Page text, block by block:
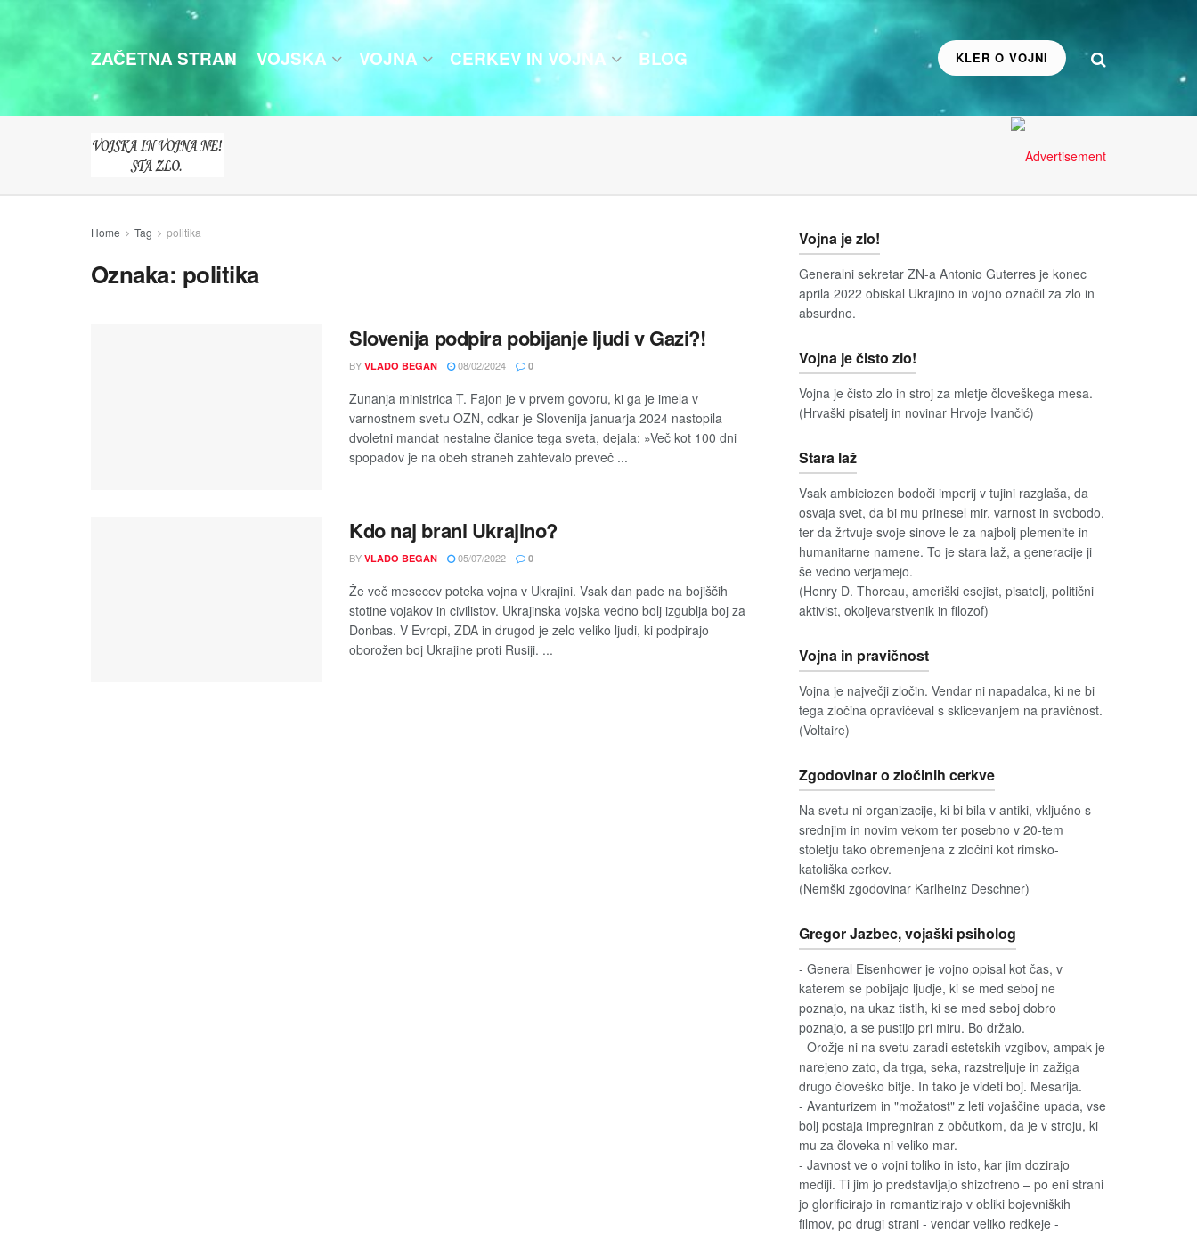
ZAČETNA STRAN VOJSKA VOJNA CERKEV IN VOJNA BLOG KLER O VOJNI
Home Tag politika
Oznaka: politika
Slovenija podpira pobijanje ljudi v Gazi?!
BY VLADO BEGAN 08/02/2024 0
Zunanja ministrica T. Fajon je v prvem govoru, ki ga je imela v
varnostnem svetu OZN, odkar je Slovenija januarja 2024 nastopila
dvoletni mandat nestalne članice tega sveta, dejala: »Več kot 100 dni
spopadov je na obeh straneh zahtevalo preveč ...
Kdo naj brani Ukrajino?
BY VLADO BEGAN 05/07/2022 0
Že več mesecev poteka vojna v Ukrajini. Vsak dan pade na bojiščih
stotine vojakov in civilistov. Ukrajinska vojska vedno bolj izgublja boj za
Donbas. V Evropi, ZDA in drugod je zelo veliko ljudi, ki podpirajo
oborožen boj Ukrajine proti Rusiji. ...
Vojna je zlo!
Generalni sekretar ZN-a Antonio Guterres je konec
aprila 2022 obiskal Ukrajino in vojno označil za zlo in
absurdno.
Vojna je čisto zlo!
Vojna je čisto zlo in stroj za mletje človeškega mesa.
(Hrvaški pisatelj in novinar Hrvoje Ivančić)
Stara laž
Vsak ambiciozen bodoči imperij v tujini razglaša, da
osvaja svet, da bi mu prinesel mir, varnost in svobodo,
ter da žrtvuje svoje sinove le za najbolj plemenite in
humanitarne namene. To je stara laž, a generacije ji
še vedno verjamejo.
(Henry D. Thoreau, ameriški esejist, pisatelj, politični
aktivist, okoljevarstvenik in filozof)
Vojna in pravičnost
Vojna je največji zločin. Vendar ni napadalca, ki ne bi
tega zločina opravičeval s sklicevanjem na pravičnost.
(Voltaire)
Zgodovinar o zločinih cerkve
Na svetu ni organizacije, ki bi bila v antiki, vključno s
srednjim in novim vekom ter posebno v 20-tem
stoletju tako obremenjena z zločini kot rimsko-
katoliška cerkev.
(Nemški zgodovinar Karlheinz Deschner)
Gregor Jazbec, vojaški psiholog
- General Eisenhower je vojno opisal kot čas, v
katerem se pobijajo ljudje, ki se med seboj ne
poznajo, na ukaz tistih, ki se med seboj dobro
poznajo, a se pustijo pri miru. Bo držalo.
- Orožje ni na svetu zaradi estetskih vzgibov, ampak je
narejeno zato, da trga, seka, razstreljuje in zažiga
drugo človeško bitje. In tako je videti boj. Mesarija.
- Avanturizem in "možatost" z leti vojaščine upada, vse
bolj postaja impregniran z občutkom, da je v stroju, ki
mu za človeka ni veliko mar.
- Javnost ve o vojni toliko in isto, kar jim dozirajo
mediji. Ti jim jo predstavljajo shizofreno – po eni strani
jo glorificirajo in romantizirajo v obliki bojevniških
filmov, po drugi strani - vendar veliko redkeje -